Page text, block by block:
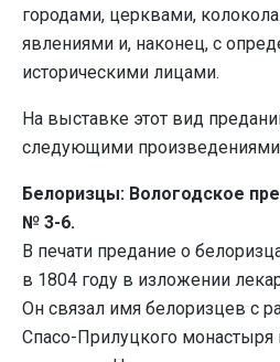
городами, церквами,
явлениями и, наконец, с
историческими лицами.
На выставке этот вид
следующими
Белоризцы: Вологодское
№ 3-6.
В печати предание о
в 1804 году в изложении
Он связал имя белоризцев с
Спасо-Прилуцкого монастыря